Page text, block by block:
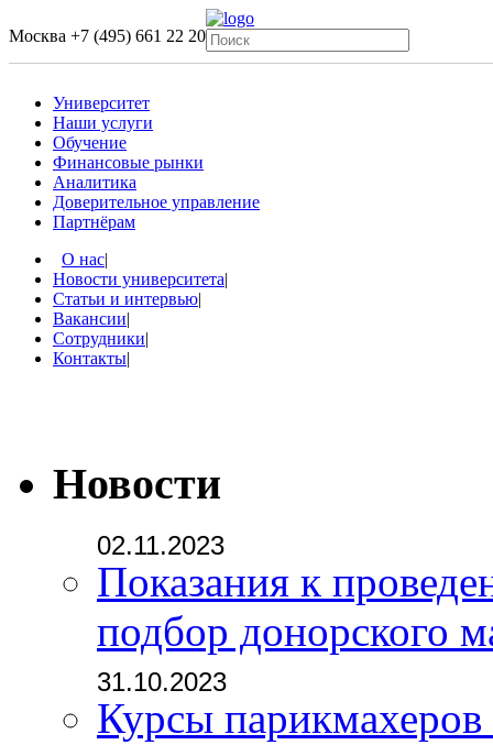
Москва +7 (495) 661 22 20
Университет
Наши услуги
Обучение
Финансовые рынки
Аналитика
Доверительное управление
Партнёрам
О нас|
Новости университета|
Статьи и интервью|
Вакансии|
Сотрудники|
Контакты|
Новости
02.11.2023
Показания к
подбор донорского
31.10.2023
Курсы